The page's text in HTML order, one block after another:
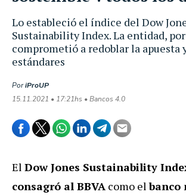
Lo estableció el índice del Dow
Sustainability Index. La entidad,
comprometió a redoblar la apuesta
estándares
PoriProUP
15.11.2021 • 17:21hs • Bancos 4.0
El Dow Jones Sustainability
consagró al BBVA como elbanco